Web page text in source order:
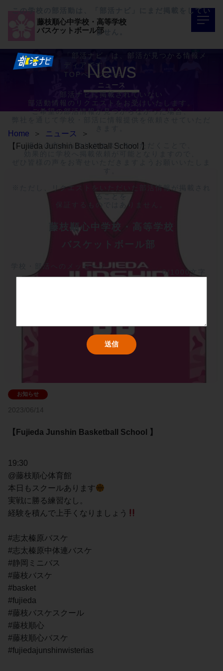
この学校の部活動は、「部活ナビ」にまだ掲載をしてい
ません。
「部活ナビ」は、部活が見つかる情報メ
ディアです。
TOPページへ>>
部活ナビに掲載されていない
部活動情報のリクエストをお受けいたします。
ご希望の部活情報が見つからなかった場合、
多くの方からのリクエストをいただくことで、
※ただし、リクエストをいただいた部活情報が掲載され
ることを
保証するものではありません。
藤枝順心中学校・高等学校
学校・部活へのメッセージ
0/1000文字
藤枝順心中学校・高等学校
バスケットボール部
ニュース
News
Home ＞ ニュース
＞
【Fujieda Junshin Basketball School 】
2023/06/14
【Fujieda Junshin Basketball School 】
19:30
@藤枝順心体育館
本日もスクールあります
実戦に勝る練習なし。
経験を積んで上手くなりましょう
#志太榛原バスケ
#志太榛原中体連バスケ
#静岡ミニバス
#藤枝バスケ
#basket
#fujieda
#藤枝バスケスクール
#藤枝順心
#藤枝順心バスケ
#fujiedajunshinwisterias